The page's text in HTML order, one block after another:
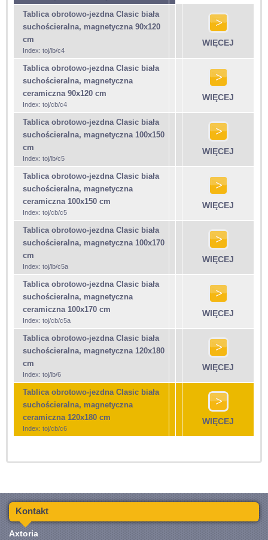
Tablica obrotowo-jezdna Clasic biała
suchościeralna, magnetyczna 90x120
cm
Index: toj/lb/c4
WIĘCEJ
Tablica obrotowo-jezdna Clasic biała
suchościeralna, magnetyczna
ceramiczna 90x120 cm
Index: toj/cb/c4
WIĘCEJ
Tablica obrotowo-jezdna Clasic biała
suchościeralna, magnetyczna 100x150
cm
Index: toj/lb/c5
WIĘCEJ
Tablica obrotowo-jezdna Clasic biała
suchościeralna, magnetyczna
ceramiczna 100x150 cm
Index: toj/cb/c5
WIĘCEJ
Tablica obrotowo-jezdna Clasic biała
suchościeralna, magnetyczna 100x170
cm
Index: toj/lb/c5a
WIĘCEJ
Tablica obrotowo-jezdna Clasic biała
suchościeralna, magnetyczna
ceramiczna 100x170 cm
Index: toj/cb/c5a
WIĘCEJ
Tablica obrotowo-jezdna Clasic biała
suchościeralna, magnetyczna 120x180
cm
Index: toj/lb/6
WIĘCEJ
Tablica obrotowo-jezdna Clasic biała
suchościeralna, magnetyczna
ceramiczna 120x180 cm
Index: toj/cb/c6
WIĘCEJ
Kontakt
Axtoria